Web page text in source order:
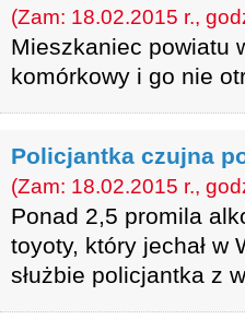
(Zam: 18.02.2015 r.,
Mieszkaniec powiatu
komórkowy i go nie
Policjantka czujna
(Zam: 18.02.2015 r.,
Ponad 2,5 promila
toyoty, który jechał w
służbie policjantka z